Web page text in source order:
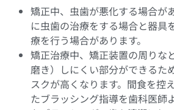
矯正中、虫歯が悪化する場合が
に虫歯の治療をする場合と器具
療を行う場合があります。
矯正治療中、矯正装置の周りな
磨き）しにくい部分ができるた
スクが高くなります。間食を控
たブラッシング指導を歯科医師